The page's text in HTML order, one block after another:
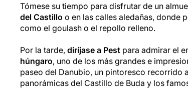
Tómese su tiempo para disfrutar de un
del Castillo o en las calles aledañas, donde
como el goulash o el repollo relleno.
Por la tarde, diríjase a Pest para admirar el
húngaro, uno de los más grandes e
paseo del Danubio, un pintoresco recorrido
panorámicas del Castillo de Buda y los